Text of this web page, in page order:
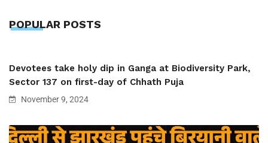
POPULAR POSTS
Devotees take holy dip in Ganga at Biodiversity Park,
Sector 137 on first-day of Chhath Puja
November 9, 2024